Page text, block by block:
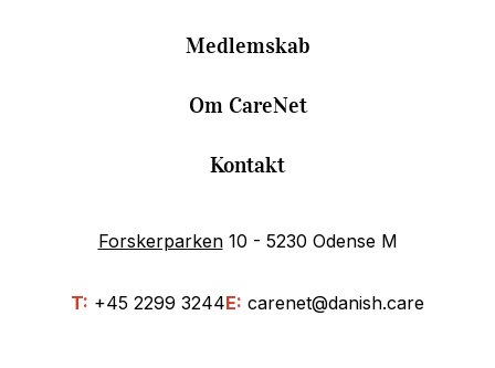
Medlemskab
Om CareNet
Kontakt
Forskerparken10 - 5230 Odense M
T: +45 2299 3244E: carenet@danish.care